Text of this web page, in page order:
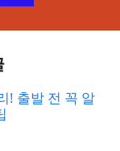
! 출발 전 꼭 알